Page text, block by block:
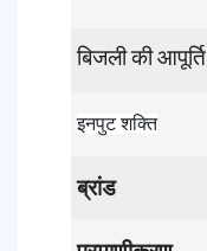
बिजली की आपूर्ति
इनपुट शक्ति
ब्रांड